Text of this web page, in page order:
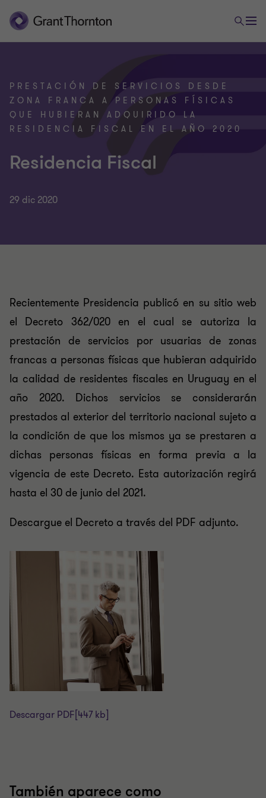
PRESTACIÓN DE SERVICIOS DESDE
ZONA FRANCA A PERSONAS FÍSICAS
QUE HUBIERAN ADQUIRIDO LA
RESIDENCIA FISCAL EN EL AÑO 2020
Residencia Fiscal
29 dic 2020
Recientemente Presidencia publicó en su sitio web
el Decreto 362/020 en el cual se autoriza la
prestación de servicios por usuarias de zonas
francas a personas físicas que hubieran adquirido
la calidad de residentes fiscales en Uruguay en el
año 2020. Dichos servicios se considerarán
prestados al exterior del territorio nacional sujeto a
la condición de que los mismos ya se prestaren a
dichas personas físicas en forma previa a la
vigencia de este Decreto. Esta autorización regirá
hasta el 30 de junio del 2021.
Descargue el Decreto a través del PDF adjunto.
Descargar PDF [447 kb]
También aparece como